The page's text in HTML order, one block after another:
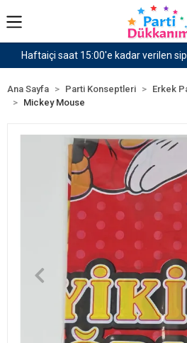
KARGO! 1500
Ana Sayfa Parti Konseptleri
Erkek
Mickey Mouse